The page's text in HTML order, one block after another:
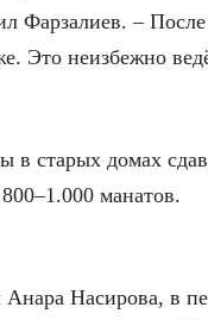
Фарзалиев. –
Это неизбежно
старых домах
манатов.
Насирова, в